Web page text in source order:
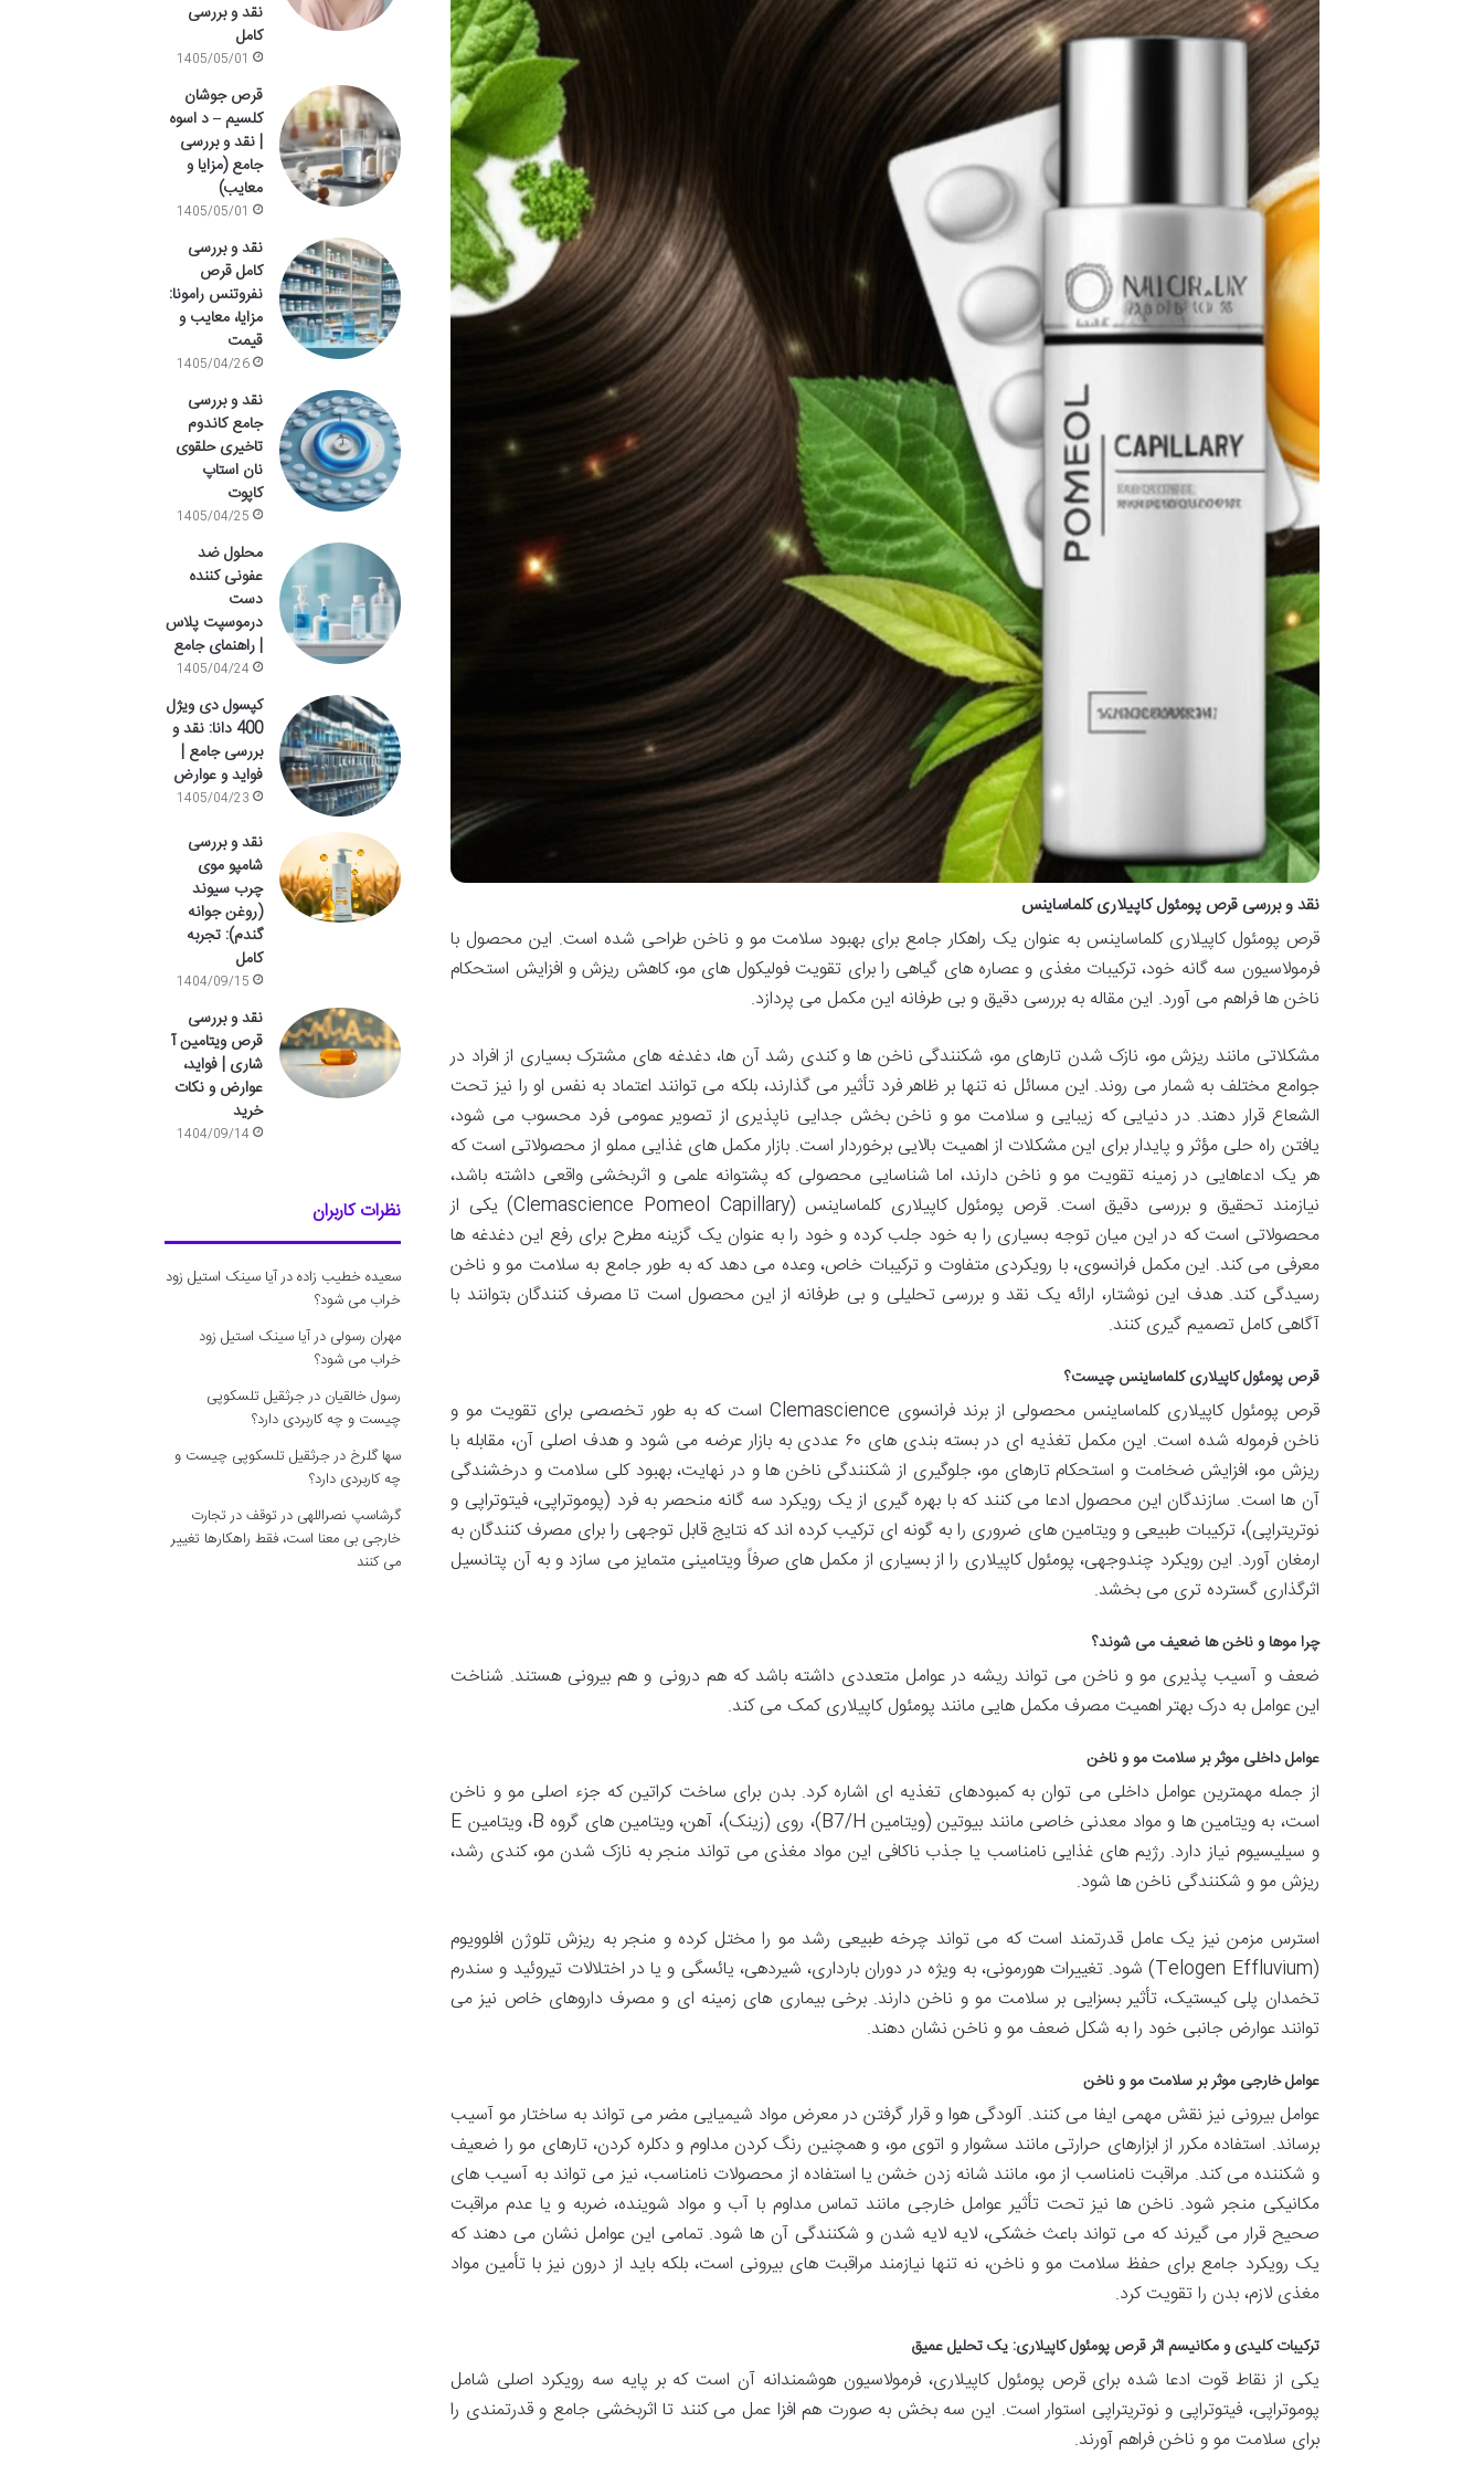
نقد و بررسی قرص پومئول کاپیلاری کلماساینس
قرص پومئول کاپیلاری کلماساینس به عنوان یک راهکار جامع برای بهبود سلامت مو و ناخن طراحی شده است. این محصول با
فرمولاسیون سه گانه خود، ترکیبات مغذی و عصاره های گیاهی را برای تقویت فولیکول های مو، کاهش ریزش و افزایش استحکام
ناخن ها فراهم می آورد. این مقاله به بررسی دقیق و بی طرفانه این مکمل می پردازد.
مشکلاتی مانند ریزش مو، نازک شدن تارهای مو، شکنندگی ناخن ها و کندی رشد آن ها، دغدغه های مشترک بسیاری از افراد در
جوامع مختلف به شمار می روند. این مسائل نه تنها بر ظاهر فرد تأثیر می گذارند، بلکه می توانند اعتماد به نفس او را نیز تحت
الشعاع قرار دهند. در دنیایی که زیبایی و سلامت مو و ناخن بخش جدایی ناپذیری از تصویر عمومی فرد محسوب می شود،
یافتن راه حلی مؤثر و پایدار برای این مشکلات از اهمیت بالایی برخوردار است. بازار مکمل های غذایی مملو از محصولاتی است که
هر یک ادعاهایی در زمینه تقویت مو و ناخن دارند، اما شناسایی محصولی که پشتوانه علمی و اثربخشی واقعی داشته باشد،
نیازمند تحقیق و بررسی دقیق است. قرص پومئول کاپیلاری کلماساینس (Clemascience Pomeol Capillary) یکی از
محصولاتی است که در این میان توجه بسیاری را به خود جلب کرده و خود را به عنوان یک گزینه مطرح برای رفع این دغدغه ها
معرفی می کند. این مکمل فرانسوی، با رویکردی متفاوت و ترکیبات خاص، وعده می دهد که به طور جامع به سلامت مو و ناخن
رسیدگی کند. هدف این نوشتار، ارائه یک نقد و بررسی تحلیلی و بی طرفانه از این محصول است تا مصرف کنندگان بتوانند با
آگاهی کامل تصمیم گیری کنند.
قرص پومئول کاپیلاری کلماساینس چیست؟
قرص پومئول کاپیلاری کلماساینس محصولی از برند فرانسوی Clemascience است که به طور تخصصی برای تقویت مو و
ناخن فرموله شده است. این مکمل تغذیه ای در بسته بندی های ۶۰ عددی به بازار عرضه می شود و هدف اصلی آن، مقابله با
ریزش مو، افزایش ضخامت و استحکام تارهای مو، جلوگیری از شکنندگی ناخن ها و در نهایت، بهبود کلی سلامت و درخشندگی
آن ها است. سازندگان این محصول ادعا می کنند که با بهره گیری از یک رویکرد سه گانه منحصر به فرد (پوموتراپی، فیتوتراپی و
نوتریتراپی)، ترکیبات طبیعی و ویتامین های ضروری را به گونه ای ترکیب کرده اند که نتایج قابل توجهی را برای مصرف کنندگان به
ارمغان آورد. این رویکرد چندوجهی، پومئول کاپیلاری را از بسیاری از مکمل های صرفاً ویتامینی متمایز می سازد و به آن پتانسیل
اثرگذاری گسترده تری می بخشد.
چرا موها و ناخن ها ضعیف می شوند؟
ضعف و آسیب پذیری مو و ناخن می تواند ریشه در عوامل متعددی داشته باشد که هم درونی و هم بیرونی هستند. شناخت
این عوامل به درک بهتر اهمیت مصرف مکمل هایی مانند پومئول کاپیلاری کمک می کند.
عوامل داخلی موثر بر سلامت مو و ناخن
از جمله مهمترین عوامل داخلی می توان به کمبودهای تغذیه ای اشاره کرد. بدن برای ساخت کراتین که جزء اصلی مو و ناخن
است، به ویتامین ها و مواد معدنی خاصی مانند بیوتین (ویتامین B7/H)، روی (زینک)، آهن، ویتامین های گروه B، ویتامین E
و سیلیسیوم نیاز دارد. رژیم های غذایی نامناسب یا جذب ناکافی این مواد مغذی می تواند منجر به نازک شدن مو، کندی رشد،
ریزش مو و شکنندگی ناخن ها شود.
استرس مزمن نیز یک عامل قدرتمند است که می تواند چرخه طبیعی رشد مو را مختل کرده و منجر به ریزش تلوژن افلوویوم
(Telogen Effluvium) شود. تغییرات هورمونی، به ویژه در دوران بارداری، شیردهی، یائسگی و یا در اختلالات تیروئید و سندرم
تخمدان پلی کیستیک، تأثیر بسزایی بر سلامت مو و ناخن دارند. برخی بیماری های زمینه ای و مصرف داروهای خاص نیز می
توانند عوارض جانبی خود را به شکل ضعف مو و ناخن نشان دهند.
عوامل خارجی موثر بر سلامت مو و ناخن
عوامل بیرونی نیز نقش مهمی ایفا می کنند. آلودگی هوا و قرار گرفتن در معرض مواد شیمیایی مضر می تواند به ساختار مو آسیب
برساند. استفاده مکرر از ابزارهای حرارتی مانند سشوار و اتوی مو، و همچنین رنگ کردن مداوم و دکلره کردن، تارهای مو را ضعیف
و شکننده می کند. مراقبت نامناسب از مو، مانند شانه زدن خشن یا استفاده از محصولات نامناسب، نیز می تواند به آسیب های
مکانیکی منجر شود. ناخن ها نیز تحت تأثیر عوامل خارجی مانند تماس مداوم با آب و مواد شوینده، ضربه و یا عدم مراقبت
صحیح قرار می گیرند که می تواند باعث خشکی، لایه لایه شدن و شکنندگی آن ها شود. تمامی این عوامل نشان می دهند که
یک رویکرد جامع برای حفظ سلامت مو و ناخن، نه تنها نیازمند مراقبت های بیرونی است، بلکه باید از درون نیز با تأمین مواد
مغذی لازم، بدن را تقویت کرد.
ترکیبات کلیدی و مکانیسم اثر قرص پومئول کاپیلاری: یک تحلیل عمیق
یکی از نقاط قوت ادعا شده برای قرص پومئول کاپیلاری، فرمولاسیون هوشمندانه آن است که بر پایه سه رویکرد اصلی شامل
پوموتراپی، فیتوتراپی و نوتریتراپی استوار است. این سه بخش به صورت هم افزا عمل می کنند تا اثربخشی جامع و قدرتمندی را
برای سلامت مو و ناخن فراهم آورند.
نقد و بررسی
کامل
1405/05/01
قرص جوشان
کلسیم – د اسوه
| نقد و بررسی
جامع (مزایا و
معایب)
1405/05/01
نقد و بررسی
کامل قرص
نفروتنس رامونا:
مزایا، معایب و
قیمت
1405/04/26
نقد و بررسی
جامع کاندوم
تاخیری حلقوی
نان استاپ
کاپوت
1405/04/25
محلول ضد
عفونی کننده
دست
درموسپت پلاس
| راهنمای جامع
1405/04/24
کپسول دی ویژل
400 دانا: نقد و
بررسی جامع |
فواید و عوارض
1405/04/23
نقد و بررسی
شامپو موی
چرب سیوند
(روغن جوانه
گندم): تجربه
کامل
1404/09/15
نقد و بررسی
قرص ویتامین آ
شاری | فواید،
عوارض و نکات
خرید
1404/09/14
نظرات کاربران
سعیده خطیب زادهدرآیا سینک استیل زود
خراب می شود؟
مهران رسولی درآیا سینک استیل زود
خراب می شود؟
رسول خالقیان درجرثقیل تلسکوپی
چیست و چه کاربردی دارد؟
سها گلرخ درجرثقیل تلسکوپی چیست و
چه کاربردی دارد؟
گرشاسپ نصراللهی درتوقف در تجارت
خارجی بی معنا است، فقط راهکارها تغییر
می کنند